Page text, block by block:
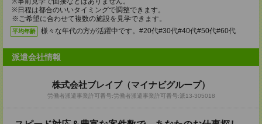
※日程は都合のいいタイミングで調整できます。
※ご希望に合わせて複数の施設を見学できます。
平均年齢 様々な年代の方が活躍中です。#20代#30代#40代#50代#60代
派遣会社情報
株式会社ブレイブ（マイナビグループ）
労働者派遣事業許可番号:労働者派遣事業許可番号:派13-305018